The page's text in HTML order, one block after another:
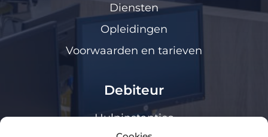
Diensten
Opleidingen
Voorwaarden en tarieven
Debiteur
Hulpinstanties